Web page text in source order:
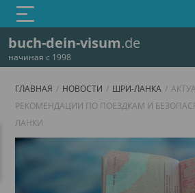
buch-dein-visum.de
начиная с 1998
ГЛАВНАЯ НОВОСТИ ШРИ-ЛАНКА
РЕКОМЕНДАЦИИ ПО ПОЕЗДКАМ И
ЛАНКИ